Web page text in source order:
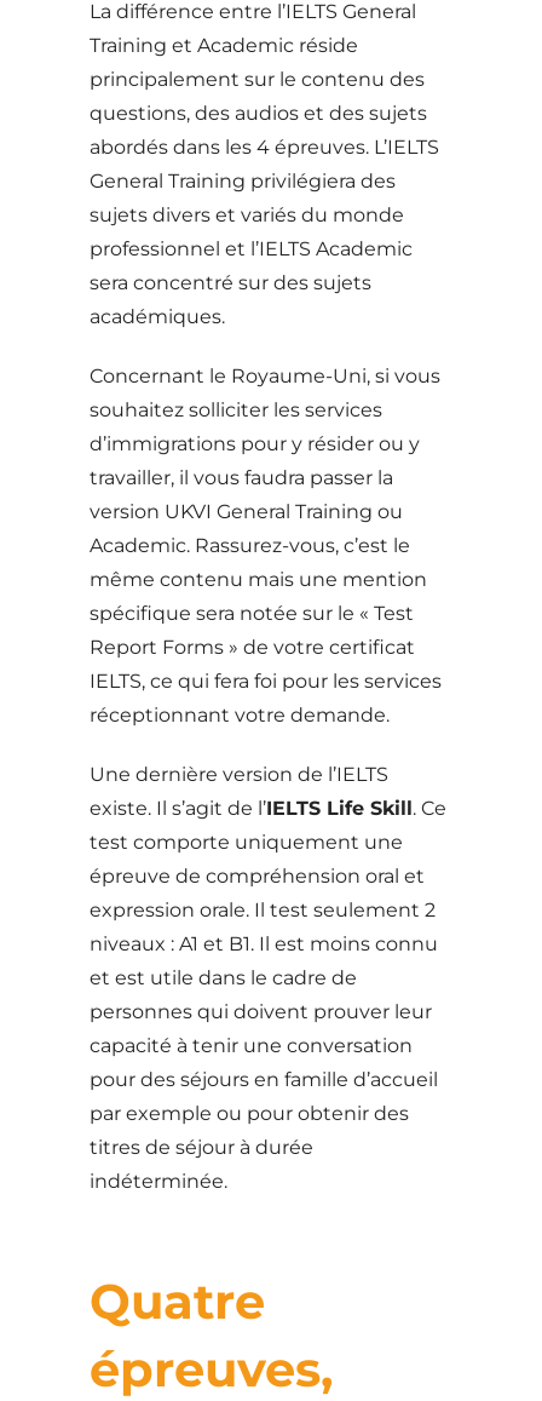
La différence entre l’IELTS General
Training et Academic réside
principalement sur le contenu des
questions, des audios et des sujets
abordés dans les 4 épreuves. L’IELTS
General Training privilégiera des
sujets divers et variés du monde
professionnel et l’IELTS Academic
sera concentré sur des sujets
académiques.
Concernant le Royaume-Uni, si vous
souhaitez solliciter les services
d’immigrations pour y résider ou y
travailler, il vous faudra passer la
version UKVI General Training ou
Academic. Rassurez-vous, c’est le
même contenu mais une mention
spécifique sera notée sur le « Test
Report Forms » de votre certificat
IELTS, ce qui fera foi pour les services
réceptionnant votre demande.
Une dernière version de l’IELTS
existe. Il s’agit de l’IELTS Life Skill. Ce
test comporte uniquement une
épreuve de compréhension oral et
expression orale. Il test seulement 2
niveaux : A1 et B1. Il est moins connu
et est utile dans le cadre de
personnes qui doivent prouver leur
capacité à tenir une conversation
pour des séjours en famille d’accueil
par exemple ou pour obtenir des
titres de séjour à durée
indéterminée.
Quatre
épreuves,